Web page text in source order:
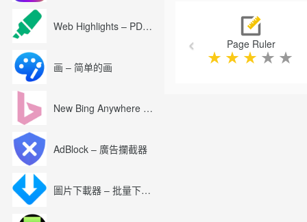
Web Highlights – PDF & Web Highlighter
画 – 简单的画
New Bing Anywhere (Bing Chat GPT-4)
AdBlock – 廣告攔截器
圖片下載器 – 批量下載圖片
Page Ruler
★ ★ ★ ★ ★